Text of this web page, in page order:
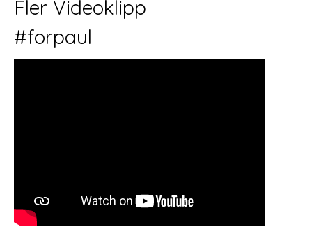
Fler Videoklipp
#forpaul